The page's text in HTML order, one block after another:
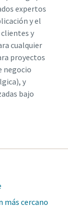
expertos
y el
y
cualquier
proyectos
negocio
y
bajo
más cercano